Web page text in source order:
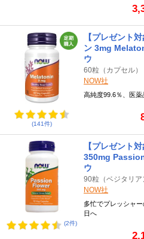
(141件)
【プレゼント
ン 3mg
ウ
60粒（カプセル）
NOW社
高純度99.6％、医
(2件)
【プレゼント
350mg
ウ
90粒（ベジタリ
NOW社
多忙でプレッシャ
日へ